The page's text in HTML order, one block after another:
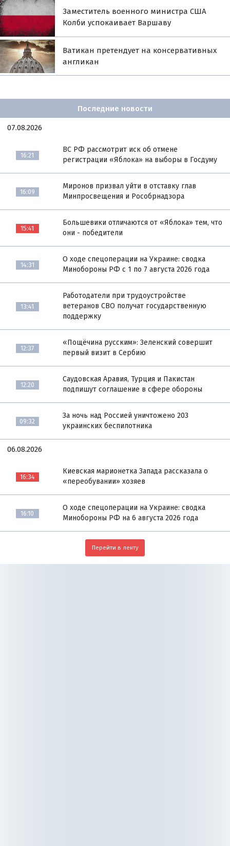
Заместитель военного министра США
Колби успокаивает Варшаву
Ватикан претендует на консервативных
англикан
Последние новости
07.08.2026
16:21
ВС РФ рассмотрит иск об отмене
регистрации «Яблока» на выборы в Госдуму
16:09
Миронов призвал уйти в отставку глав
Минпросвещения и Рособрнадзора
15:41
Большевики отличаются от «Яблока» тем, что
они - победители
14:31
О ходе спецоперации на Украине: сводка
Минобороны РФ с 1 по 7 августа 2026 года
13:41
Работодатели при трудоустройстве
ветеранов СВО получат государственную
поддержку
12:37
«Пощёчина русским»: Зеленский совершит
первый визит в Сербию
12:20
Саудовская Аравия, Турция и Пакистан
подпишут соглашение в сфере обороны
09:32
За ночь над Россией уничтожено 203
украинских беспилотника
06.08.2026
16:34
Киевская марионетка Запада рассказала о
«переобувании» хозяев
16:10
О ходе спецоперации на Украине: сводка
Минобороны РФ на 6 августа 2026 года
Перейти в ленту